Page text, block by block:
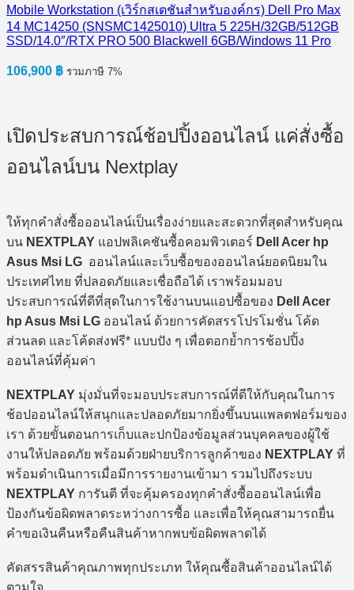
Mobile Workstation (เวิร์กสเตชันสำหรับองค์กร) Dell Pro Max
14 MC14250 (SNSMC1425010) Ultra 5 225H/32GB/512GB
SSD/14.0″/RTX PRO 500 Blackwell 6GB/Windows 11 Pro
106,900 ฿ รวมภาษี 7%
เปิดประสบการณ์ช้อปปิ้งออนไลน์ แค่สั่งซื้อ
ออนไลน์บน Nextplay
ให้ทุกคำสั่งซื้อออนไลน์เป็นเรื่องง่ายและสะดวกที่สุดสำหรับคุณ
บน NEXTPLAY แอปพลิเคชันซื้อคอมพิวเตอร์ Dell Acer hp
Asus Msi LG ออนไลน์และเว็บซื้อของออนไลน์ยอดนิยมใน
ประเทศไทย ที่ปลอดภัยและเชื่อถือได้ เราพร้อมมอบ
ประสบการณ์ที่ดีที่สุดในการใช้งานบนแอปซื้อของ Dell Acer
hp Asus Msi LG ออนไลน์ ด้วยการคัดสรรโปรโมชั่น โค้ด
ส่วนลด และโค้ดส่งฟรี* แบบปัง ๆ เพื่อตอกย้ำการช้อปปิ้ง
ออนไลน์ที่คุ้มค่า
NEXTPLAY มุ่งมั่นที่จะมอบประสบการณ์ที่ดีให้กับคุณในการ
ช้อปออนไลน์ให้สนุกและปลอดภัยมากยิ่งขึ้นบนแพลตฟอร์มของ
เรา ด้วยขั้นตอนการเก็บและปกป้องข้อมูลส่วนบุคคลของผู้ใช้
งานให้ปลอดภัย พร้อมด้วยฝ่ายบริการลูกค้าของ NEXTPLAY ที่
พร้อมดำเนินการเมื่อมีการรายงานเข้ามา รวมไปถึงระบบ
NEXTPLAY การันตี ที่จะคุ้มครองทุกคำสั่งซื้อออนไลน์เพื่อ
ป้องกันข้อผิดพลาดระหว่างการซื้อ และเพื่อให้คุณสามารถยื่น
คำขอเงินคืนหรือคืนสินค้าหากพบข้อผิดพลาดได้
คัดสรรสินค้าคุณภาพทุกประเภท ให้คุณซื้อสินค้าออนไลน์ได้
ตามใจ